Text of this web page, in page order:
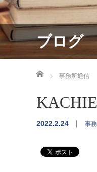
ブログ
ホーム 事務所通信
2022.2.24 事